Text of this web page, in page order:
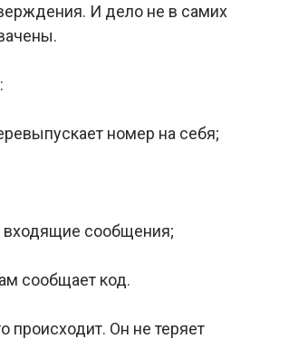
И дело не в самих
номер на себя;
входящие сообщения;
сообщает код.
происходит. Он не теряет